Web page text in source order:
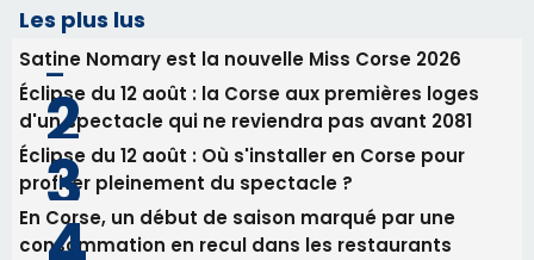
Les plus lus
Satine Nomary est la nouvelle Miss Corse 2026
Éclipse du 12 août : la Corse aux premières loges
d'un spectacle qui ne reviendra pas avant 2081
Éclipse du 12 août : Où s'installer en Corse pour
profiter pleinement du spectacle ?
En Corse, un début de saison marqué par une
consommation en recul dans les restaurants